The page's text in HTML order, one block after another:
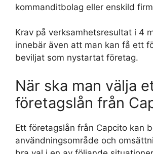
kommanditbolag eller enskild
Krav på verksamhetsresultat i 4
innebär även att man kan få ett
beviljat som nystartat företag.
När ska man välja
företagslån från
Ett företagslån från Capcito kan
användningsområde och